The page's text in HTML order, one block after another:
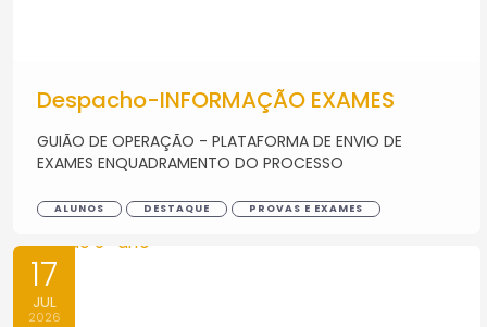
Despacho-INFORMAÇÃO EXAMES
GUIÃO DE OPERAÇÃO - PLATAFORMA DE ENVIO DE
EXAMES ENQUADRAMENTO DO PROCESSO
ALUNOS DESTAQUE PROVAS E EXAMES
17
JUL
2026